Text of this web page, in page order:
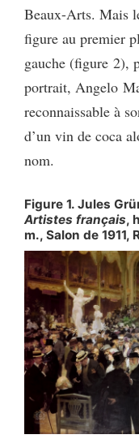
Beaux-Arts. Mais
figure au premier
gauche (figure 2),
portrait, Angelo
reconnaissable à
d’un vin de coca
nom.
Figure 1. Jules
Artistes français,
m., Salon de